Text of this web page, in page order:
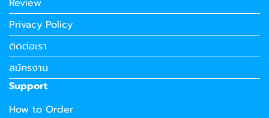
Review
Privacy Policy
ติดต่อเรา
สมัครงาน
Support
How to Order